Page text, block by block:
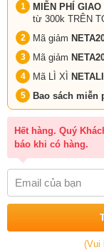
MIỄN PHÍ GIAO
từ 300k TRÊN
Mã giảm
Mã giảm
Mã LÌ XÌ
Bao sách miễn
Hết hàng. Quý
báo khi có hàng.
(Vui